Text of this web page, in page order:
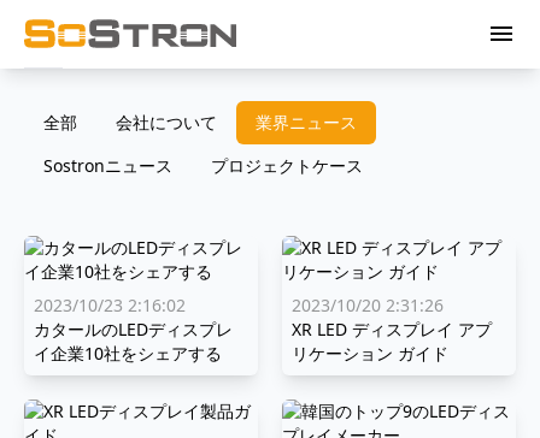
menu
全部 会社について
業界ニュース
Sostronニュース
プロジェクトケース
2023/10/23 2:16:02
カタールのLEDディスプレ
イ企業10社をシェアする
2023/10/20 2:31:26
XR LED ディスプレイ アプ
リケーション ガイド